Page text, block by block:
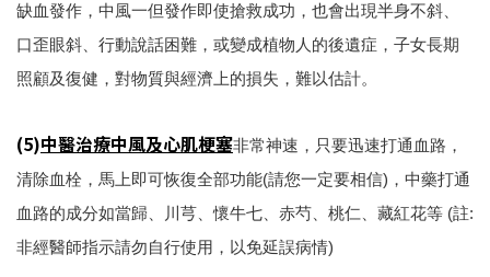
缺血發作，中風一但發作即使搶救成功，也會出現半身不斜、
口歪眼斜、行動說話困難，或變成植物人的後遺症，子女長期
照顧及復健，對物質與經濟上的損失，難以估計。
(5)中醫治療中風及心肌梗塞非常神速，只要迅速打通血路，
清除血栓，馬上即可恢復全部功能(請您一定要相信)，中藥打通
血路的成分如當歸、川芎、懷牛七、赤芍、桃仁、藏紅花等 (註:
非經醫師指示請勿自行使用，以免延誤病情)